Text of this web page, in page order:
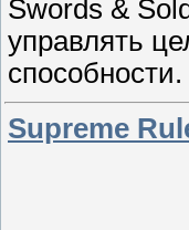
Swords &
управлять
способности.
Supreme